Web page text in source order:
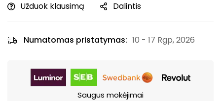
Užduok klausimą Dalintis
Numatomas pristatymas: 10 - 17 Rgp, 2026
Saugus mokėjimai